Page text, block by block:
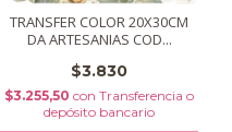
TRANSFER COLOR 20X30CM
DA ARTESANIAS COD...
$3.830
$3.255,50 con Transferencia o
depósito bancario